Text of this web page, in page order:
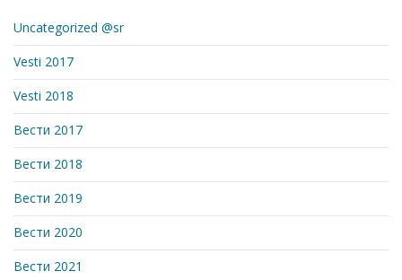
Uncategorized @sr
Vesti 2017
Vesti 2018
Вести 2017
Вести 2018
Вести 2019
Вести 2020
Вести 2021